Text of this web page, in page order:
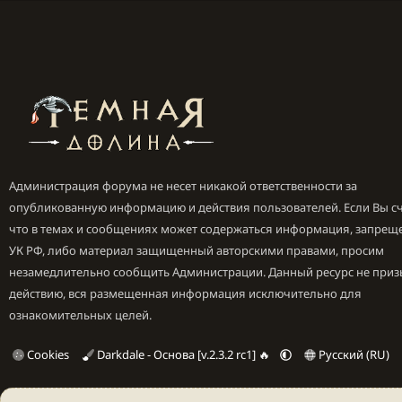
Администрация форума не несет никакой ответственности за
опубликованную информацию и действия пользователей. Если Вы
что в темах и сообщениях может содержаться информация,
УК РФ, либо материал защищенный авторскими правами, просим
незамедлительно сообщить Администрации. Данный ресурс не
действию, вся размещенная информация исключительно для
ознакомительных целей.
Cookies Darkdale - Основа [v.2.3.2 rc1] 🔥 Русский (RU)